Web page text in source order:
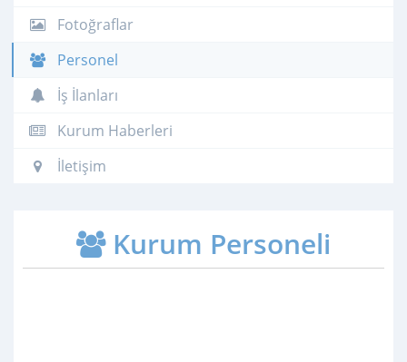
Fotoğraflar
Personel
İş İlanları
Kurum Haberleri
İletişim
Kurum Personeli